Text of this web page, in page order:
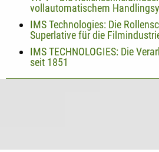
vollautomatischem
IMS Technologies: Die
Superlative für die
IMS TECHNOLOGIES: Die
seit 1851